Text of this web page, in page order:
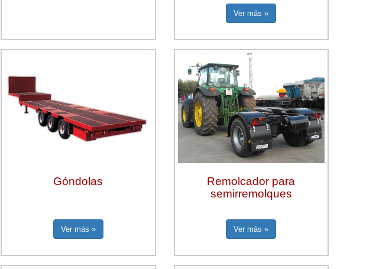
Ver más »
Góndolas
Ver más »
Remolcador para
semirremolques
Ver más »